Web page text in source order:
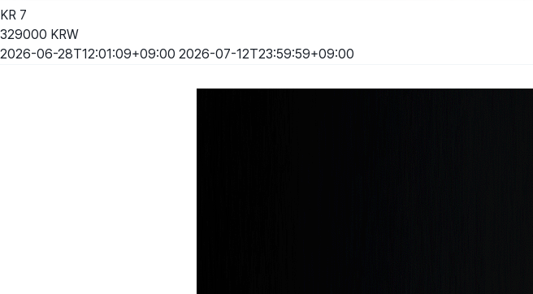
KR 7
329000 KRW
2026-06-28T12:01:09+09:00 2026-07-12T23:59:59+09:00